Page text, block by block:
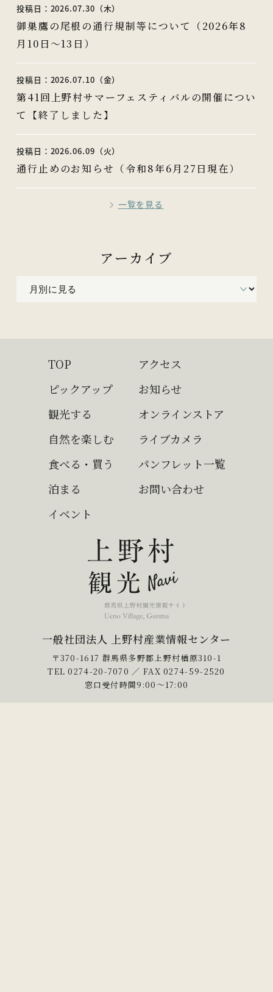
投稿日：2026.07.30（木）
御巣鷹の尾根の通行規制等について（2026年8
月10日～13日）
投稿日：2026.07.10（金）
第41回上野村サマーフェスティバルの開催につい
て【終了しました】
投稿日：2026.06.09（火）
通行止めのお知らせ（令和8年6月27日現在）
一覧を見る
アーカイブ
TOP
ピックアップ
観光する
自然を楽しむ
食べる・買う
泊まる
イベント
アクセス
お知らせ
オンラインストア
ライブカメラ
パンフレット一覧
お問い合わせ
一般社団法人 上野村産業情報センター
〒370-1617 群馬県多野郡上野村楢原310-1
TEL0274-20-7070 ／ FAX 0274-59-2520
窓口受付時間9:00〜17:00